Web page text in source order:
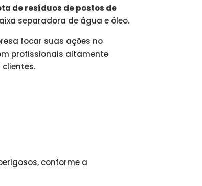
de resíduos de postos de
separadora de água e óleo.
focar suas ações no
profissionais altamente
conforme a